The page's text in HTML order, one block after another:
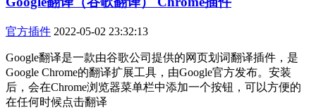
官方插件 2022-05-02 23:32:13
Google翻译是一款由谷歌公司提供的网页划词翻译插件，是
Google Chrome的翻译扩展工具，由Google官方发布。安装
后，会在Chrome浏览器菜单栏中添加一个按钮，可以方便的
在任何时候点击翻译